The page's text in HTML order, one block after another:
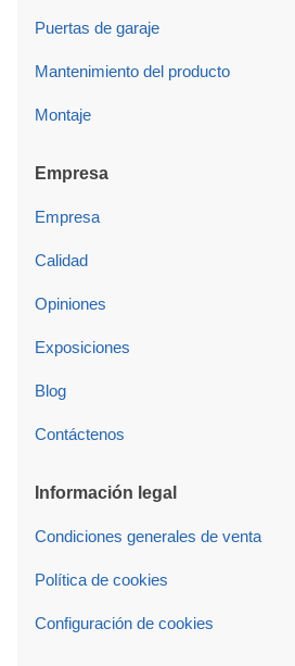
Puertas de garaje
Mantenimiento del producto
Montaje
Empresa
Empresa
Calidad
Opiniones
Exposiciones
Blog
Contáctenos
Información legal
Condiciones generales de venta
Política de cookies
Configuración de cookies